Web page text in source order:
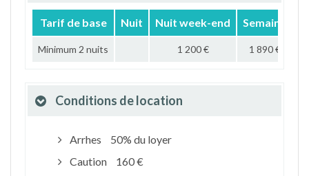
Tarif de base Nuit Nuit week-end Semaine
Minimum 2 nuits 1 200 € 1 890 €
Conditions de location
Arrhes
50% du loyer
Caution
160 €